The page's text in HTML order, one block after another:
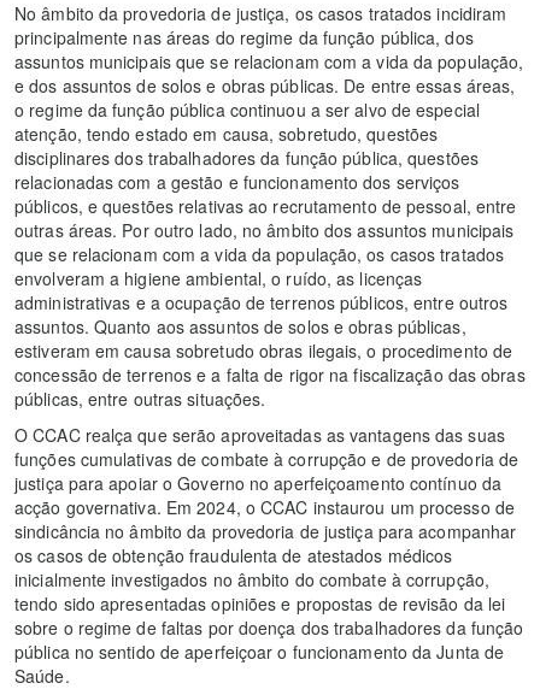
No âmbito da provedoria de justiça, os casos tratados incidiram
principalmente nas áreas do regime da função pública, dos
assuntos municipais que se relacionam com a vida da população,
e dos assuntos de solos e obras públicas. De entre essas áreas,
o regime da função pública continuou a ser alvo de especial
atenção, tendo estado em causa, sobretudo, questões
disciplinares dos trabalhadores da função pública, questões
relacionadas com a gestão e funcionamento dos serviços
públicos, e questões relativas ao recrutamento de pessoal, entre
outras áreas. Por outro lado, no âmbito dos assuntos municipais
que se relacionam com a vida da população, os casos tratados
envolveram a higiene ambiental, o ruído, as licenças
administrativas e a ocupação de terrenos públicos, entre outros
assuntos. Quanto aos assuntos de solos e obras públicas,
estiveram em causa sobretudo obras ilegais, o procedimento de
concessão de terrenos e a falta de rigor na fiscalização das obras
públicas, entre outras situações.
O CCAC realça que serão aproveitadas as vantagens das suas
funções cumulativas de combate à corrupção e de provedoria de
justiça para apoiar o Governo no aperfeiçoamento contínuo da
acção governativa. Em 2024, o CCAC instaurou um processo de
sindicância no âmbito da provedoria de justiça para acompanhar
os casos de obtenção fraudulenta de atestados médicos
inicialmente investigados no âmbito do combate à corrupção,
tendo sido apresentadas opiniões e propostas de revisão da lei
sobre o regime de faltas por doença dos trabalhadores da função
pública no sentido de aperfeiçoar o funcionamento da Junta de
Saúde.